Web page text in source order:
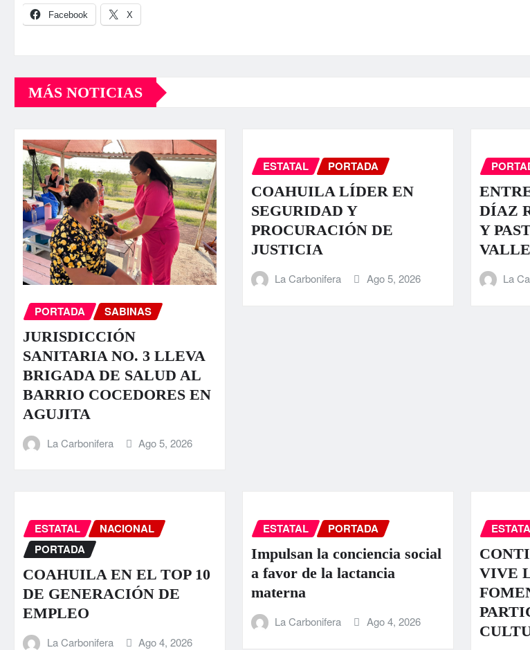
Facebook X
MÁS NOTICIAS
PORTADA SABINAS
JURISDICCIÓN
SANITARIA NO. 3 LLEVA
BRIGADA DE SALUD AL
BARRIO COCEDORES EN
AGUJITA
La Carbonifera Ago 5, 2026
ESTATAL PORTADA
COAHUILA LÍDER EN
SEGURIDAD Y
PROCURACIÓN DE
JUSTICIA
La Carbonifera Ago 5, 2026
DÍAZ
Y
La
ESTATAL
NACIONAL
PORTADA
COAHUILA EN EL TOP 10
DE GENERACIÓN DE
EMPLEO
La Carbonifera Ago 4, 2026
ESTATAL PORTADA
Impulsan la conciencia social
a favor de la lactancia
materna
La Carbonifera Ago 4, 2026
VIVE